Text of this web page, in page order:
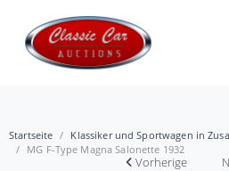
Startseite
Klassiker und Sportwagen in
MG F-Type Magna Salonette 1932
Vorherige